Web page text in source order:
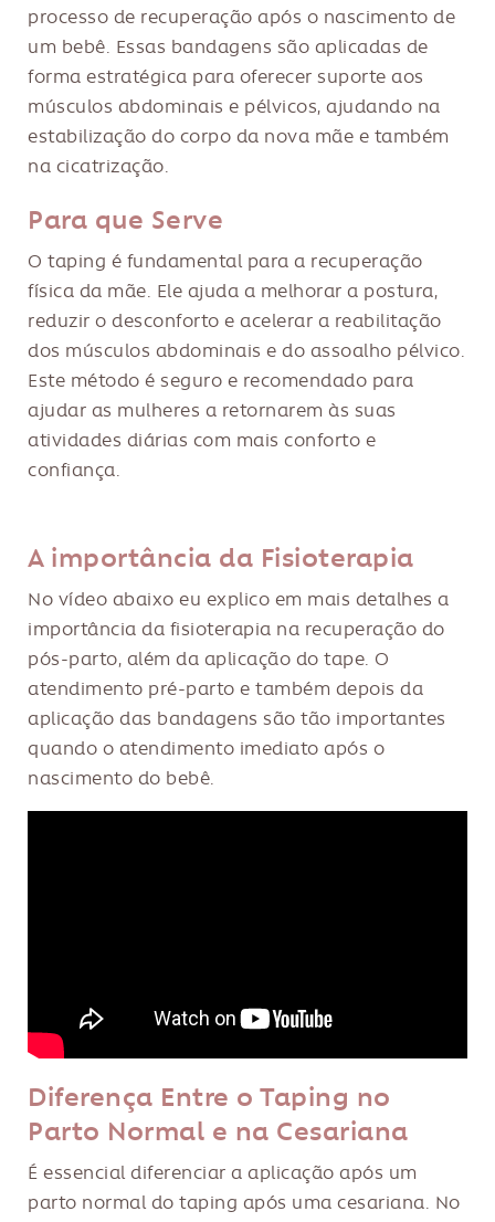
processo de recuperação após o nascimento de
um bebê. Essas bandagens são aplicadas de
forma estratégica para oferecer suporte aos
músculos abdominais e pélvicos, ajudando na
estabilização do corpo da nova mãe e também
na cicatrização.
Para que Serve
O taping é fundamental para a recuperação
física da mãe. Ele ajuda a melhorar a postura,
reduzir o desconforto e acelerar a reabilitação
dos músculos abdominais e do assoalho pélvico.
Este método é seguro e recomendado para
ajudar as mulheres a retornarem às suas
atividades diárias com mais conforto e
confiança.
A importância da Fisioterapia
No vídeo abaixo eu explico em mais detalhes a
importância da fisioterapia na recuperação do
pós-parto, além da aplicação do tape. O
atendimento pré-parto e também depois da
aplicação das bandagens são tão importantes
quando o atendimento imediato após o
nascimento do bebê.
Diferença Entre o Taping no
Parto Normal e na Cesariana
É essencial diferenciar a aplicação após um
parto normal do taping após uma cesariana. No